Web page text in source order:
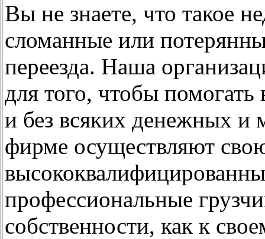
Вы не знаете, что такое
сломанные или
переезда. Наша
для того, чтобы помогать
и без всяких денежных
фирме осуществляют
профессиональные
собственности, как к